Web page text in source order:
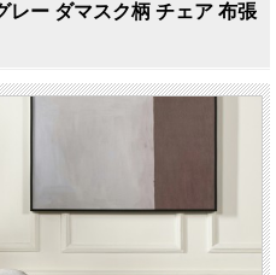
ー ダマスク柄 チェア 布張